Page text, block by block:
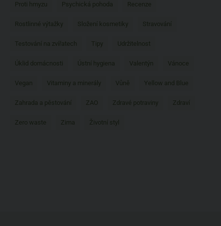
Proti hmyzu Psychická pohoda Recenze
Rostlinné výtažky Složení kosmetiky Stravování
Testování na zvířatech Tipy Udržitelnost
Úklid domácnosti Ústní hygiena Valentýn Vánoce
Vegan Vitaminy a minerály Vůně Yellow and Blue
Zahrada a pěstování ZAO Zdravé potraviny Zdraví
Zero waste Zima Životní styl